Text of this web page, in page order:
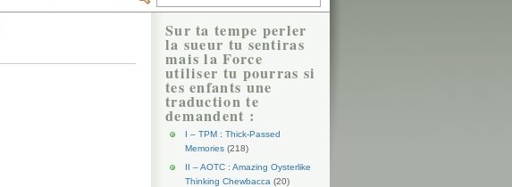
Sur ta tempe perler
la sueur tu sentiras
mais la Force
utiliser tu pourras si
tes enfants une
traduction te
demandent :
I – TPM : Thick-Passed
Memories (218)
II – AOTC : Amazing Oysterlike
Thinking Chewbacca (20)